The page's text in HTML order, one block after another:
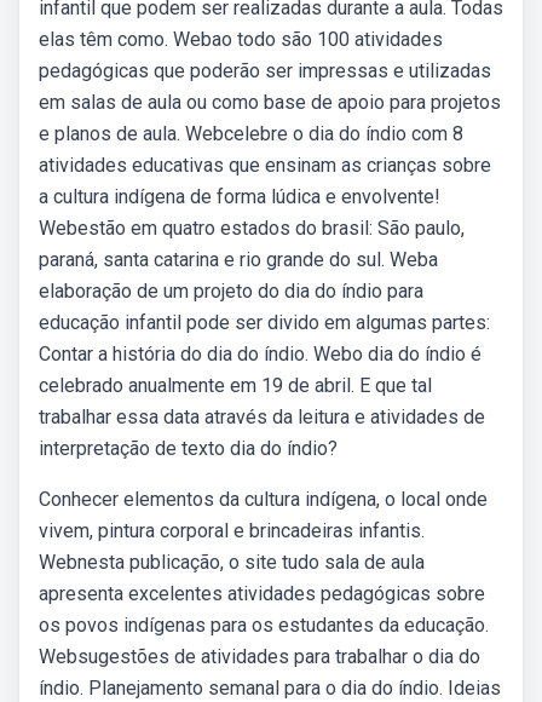
infantil que podem ser realizadas durante a aula. Todas
elas têm como. Webao todo são 100 atividades
pedagógicas que poderão ser impressas e utilizadas
em salas de aula ou como base de apoio para projetos
e planos de aula. Webcelebre o dia do índio com 8
atividades educativas que ensinam as crianças sobre
a cultura indígena de forma lúdica e envolvente!
Webestão em quatro estados do brasil: São paulo,
paraná, santa catarina e rio grande do sul. Weba
elaboração de um projeto do dia do índio para
educação infantil pode ser divido em algumas partes:
Contar a história do dia do índio. Webo dia do índio é
celebrado anualmente em 19 de abril. E que tal
trabalhar essa data através da leitura e atividades de
interpretação de texto dia do índio?
Conhecer elementos da cultura indígena, o local onde
vivem, pintura corporal e brincadeiras infantis.
Webnesta publicação, o site tudo sala de aula
apresenta excelentes atividades pedagógicas sobre
os povos indígenas para os estudantes da educação.
Websugestões de atividades para trabalhar o dia do
índio. Planejamento semanal para o dia do índio. Ideias